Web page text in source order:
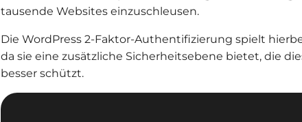
tausende Websites einzuschleusen.
Die WordPress 2-Faktor-Authentifizierung spielt
da sie eine zusätzliche Sicherheitsebene bietet, die
besser schützt.